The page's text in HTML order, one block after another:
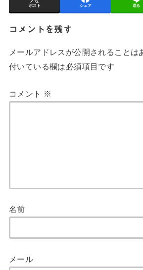
ポスト シェア 送る
コメントを残す
メールアドレスが公開されることは
付いている欄は必須項目です
コメント ※
名前
メール